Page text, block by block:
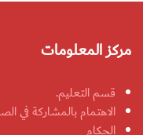
مركز المعلومات
قسم التعليم.
الاهتمام بالمشاركة في
الحكام